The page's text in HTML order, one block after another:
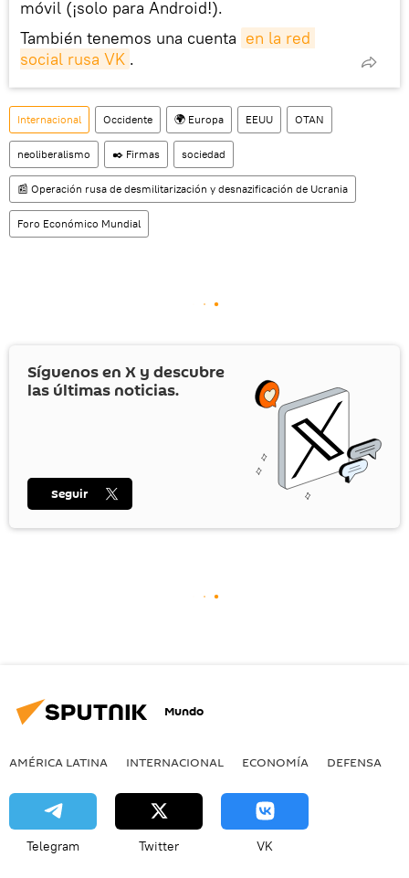
móvil (¡solo para Android!).
También tenemos una cuenta en la red
social rusa VK .
Internacional Occidente 🌍 Europa EEUU OTAN
neoliberalismo ✒️ Firmas sociedad
📰 Operación rusa de desmilitarización y desnazificación de Ucrania
Foro Económico Mundial
Síguenos en X y descubre
las últimas noticias.
Seguir
Mundo
AMÉRICA LATINA INTERNACIONAL ECONOMÍA DEFENSA
Telegram Twitter VK